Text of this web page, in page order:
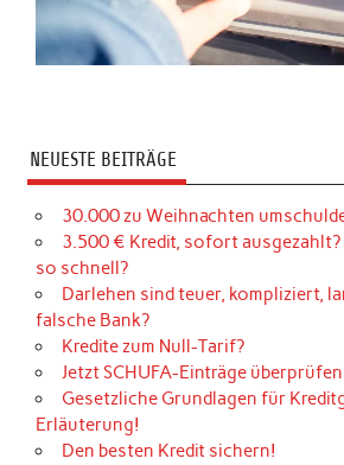
NEUESTE BEITRÄGE
30.000 zu Weihnachten
3.500 € Kredit, sofort
so schnell?
Darlehen sind teuer, kompliziert,
falsche Bank?
Kredite zum Null-Tarif?
Jetzt SCHUFA-Einträge
Gesetzliche Grundlagen für
Erläuterung!
Den besten Kredit sichern!